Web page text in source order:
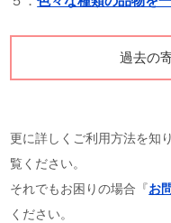
過去の
更に詳しくご利用方法を知
覧ください。
それでもお困りの場合『お
ください。